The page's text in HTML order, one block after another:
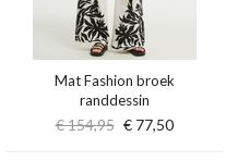
Mat Fashion broek
randdessin
€ 154,95 € 77,50